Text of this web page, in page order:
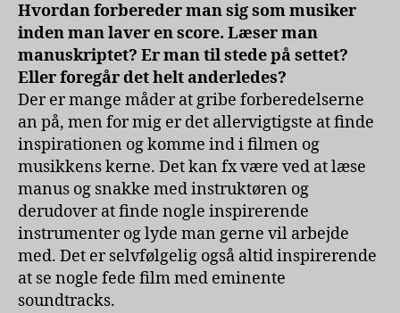
Hvordan forbereder man sig som musiker
inden man laver en score. Læser man
manuskriptet? Er man til stede på settet?
Eller foregår det helt anderledes?
Der er mange måder at gribe forberedelserne
an på, men for mig er det allervigtigste at finde
inspirationen og komme ind i filmen og
musikkens kerne. Det kan fx være ved at læse
manus og snakke med instruktøren og
derudover at finde nogle inspirerende
instrumenter og lyde man gerne vil arbejde
med. Det er selvfølgelig også altid inspirerende
at se nogle fede film med eminente
soundtracks.